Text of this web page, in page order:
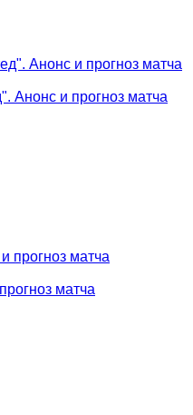
Анонс и прогноз матча
матча